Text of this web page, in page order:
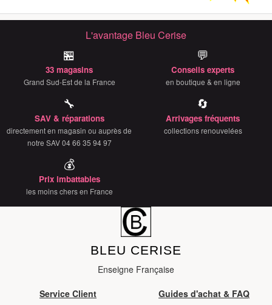
L'avantage Bleu Cerise
🏪
33 magasins
Grand Sud-Est de la France
💬
Conseils experts
en boutique & en ligne
🔧
SAV & réparations
directement en magasin ou auprès de
notre SAV 04 66 35 94 97
🔄
Arrivages fréquents
collections renouvelées
💰
Prix imbattables
les moins chers en France
BLEU CERISE
Enseigne Française
Service Client
Guides d'achat & FAQ